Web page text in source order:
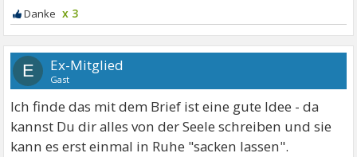
x 3
E Ex-Mitglied
Gast
Ich finde das mit dem Brief ist eine gute Idee - da
kannst Du dir alles von der Seele schreiben und sie
kann es erst einmal in Ruhe "sacken lassen".